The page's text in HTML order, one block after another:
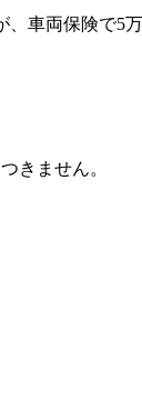
車両保険で5
きません。